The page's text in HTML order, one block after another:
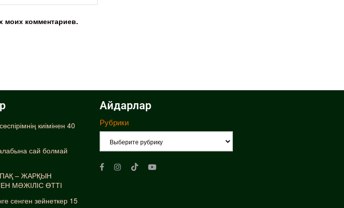
моих комментариев.
киімінен 40
сай болмай
– ЖАРҚЫН
МӘЖІЛІС ӨТТІ
сенген зейнеткер 15
Айдарлар
Рубрики